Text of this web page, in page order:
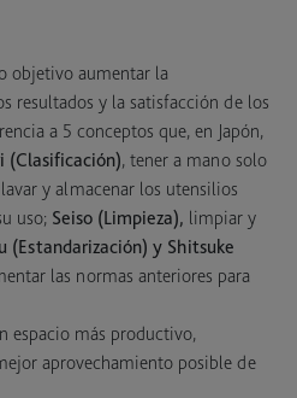
objetivo aumentar la
resultados y la satisfacción de los
a 5 conceptos que, en Japón,
(Clasificación), tener a mano solo
y almacenar los utensilios
uso; Seiso (Limpieza), limpiar y
(Estandarización) y Shitsuke
las normas anteriores para
espacio más productivo,
aprovechamiento posible de